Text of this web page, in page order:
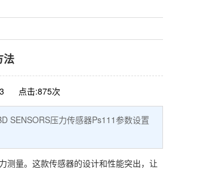
法
点击:875次
SENSORS压力传感器Ps111参数设置
测量。这款传感器的设计和性能突出，让